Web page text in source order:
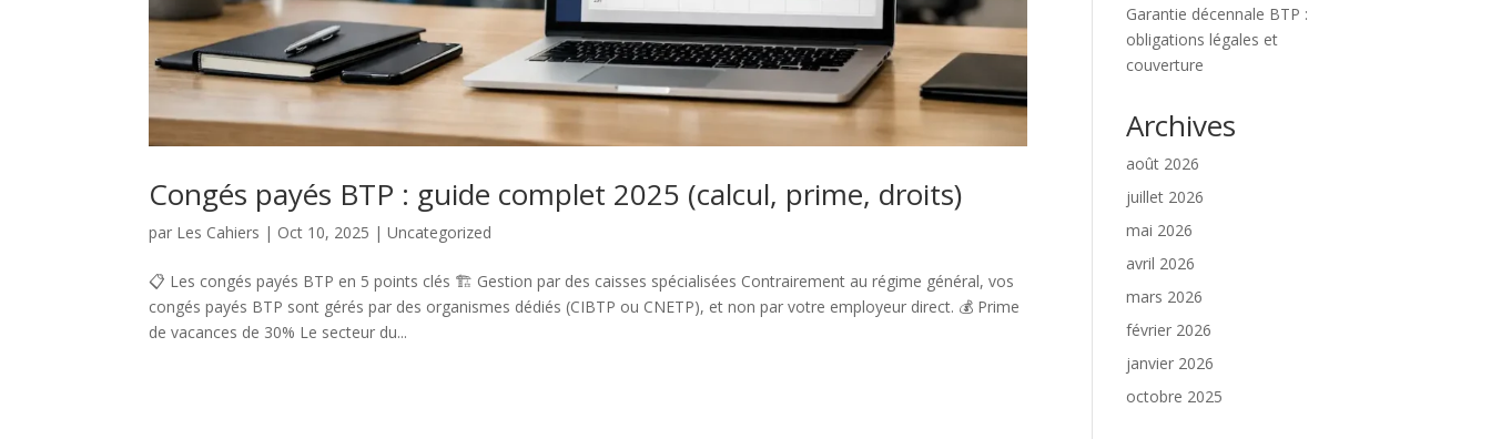
Congés payés BTP : guide complet 2025 (calcul, prime, droits)
par Les Cahiers | Oct 10, 2025 |Uncategorized
📋 Les congés payés BTP en 5 points clés 🏗️ Gestion par des caisses spécialisées Contrairement au régime général, vos
congés payés BTP sont gérés par des organismes dédiés (CIBTP ou CNETP), et non par votre employeur direct. 💰 Prime
de vacances de 30% Le secteur du...
Garantie décennale BTP :
obligations légales et
couverture
Archives
août 2026
juillet 2026
mai 2026
avril 2026
mars 2026
février 2026
janvier 2026
octobre 2025